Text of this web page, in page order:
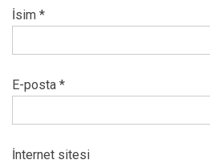
İsim *
E-posta *
İnternet sitesi